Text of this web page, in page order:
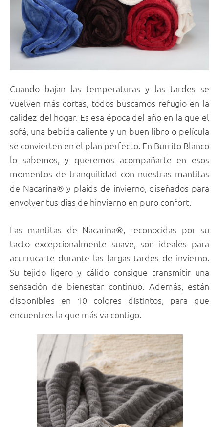
Cuando bajan las temperaturas y las tardes se
vuelven más cortas, todos buscamos refugio en la
calidez del hogar. Es esa época del año en la que el
sofá, una bebida caliente y un buen libro o película
se convierten en el plan perfecto. En Burrito Blanco
lo sabemos, y queremos acompañarte en esos
momentos de tranquilidad con nuestras mantitas
de Nacarina® y plaids de invierno, diseñados para
envolver tus días de hinvierno en puro confort.
Las mantitas de Nacarina®, reconocidas por su
tacto excepcionalmente suave, son ideales para
acurrucarte durante las largas tardes de invierno.
Su tejido ligero y cálido consigue transmitir una
sensación de bienestar continuo. Además, están
disponibles en 10 colores distintos, para que
encuentres la que más va contigo.